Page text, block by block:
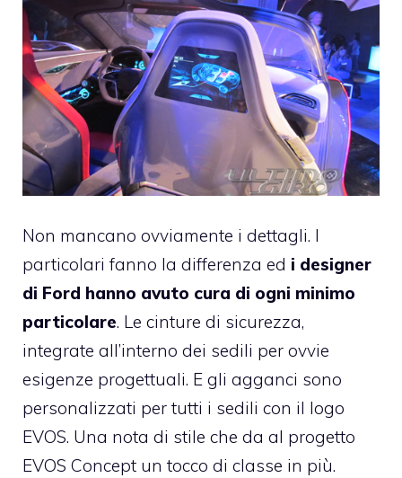
Non mancano ovviamente i dettagli. I
particolari fanno la differenza ed i designer
di Ford hanno avuto cura di ogni minimo
particolare. Le cinture di sicurezza,
integrate all’interno dei sedili per ovvie
esigenze progettuali. E gli agganci sono
personalizzati per tutti i sedili con il logo
EVOS. Una nota di stile che da al progetto
EVOS Concept un tocco di classe in più.